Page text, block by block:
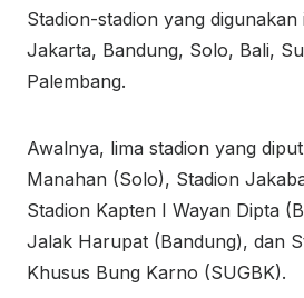
Stadion-stadion yang
Jakarta, Bandung, Solo, Bali,
Palembang.
Awalnya, lima stadion yang
Manahan (Solo), Stadion
Stadion Kapten I Wayan Dipta
Jalak Harupat (Bandung), dan
Khusus Bung Karno (SUGBK).